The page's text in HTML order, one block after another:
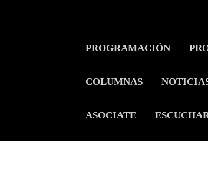
PROGRAMACIÓN
COLUMNAS
ASOCIATE